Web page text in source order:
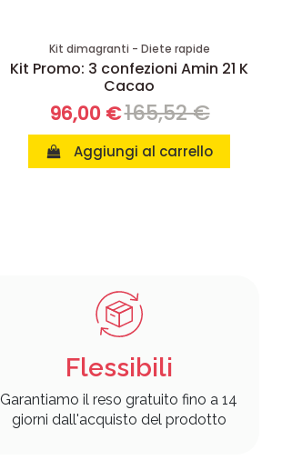
Kit dimagranti - Diete rapide
Kit Promo: 3 confezioni Amin 21 K
Cacao
96,00 €165,52 €
Aggiungi al carrello
Flessibili
Garantiamo il reso gratuito fino a 14
giorni dall'acquisto del prodotto